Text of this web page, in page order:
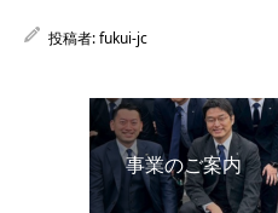
投稿者:fukui-jc
事業のご案内